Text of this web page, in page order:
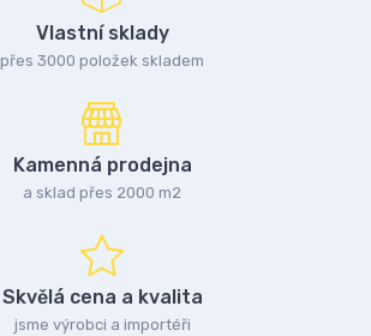
Vlastní sklady
přes 3000 položek skladem
Kamenná prodejna
a sklad přes 2000 m2
Skvělá cena a kvalita
jsme výrobci a importéři